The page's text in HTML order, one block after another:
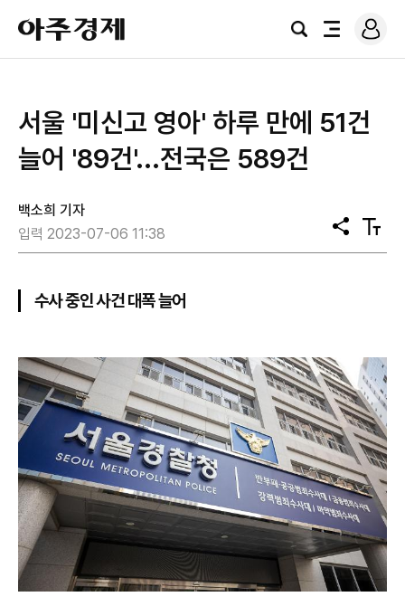
아
주
경
검
전
로
그
​서울 '미신고 영아' 하루 만에 51건
늘어 '89건'...전국은 589건
백소희 기자
입력 2023-07-06 11:38
공
유
텍
스
수사 중인 사건 대폭 늘어